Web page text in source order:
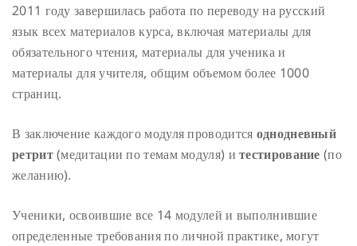
2011 году завершилась работа по переводу на русский
язык всех материалов курса, включая материалы для
обязательного чтения, материалы для ученика и
материалы для учителя, общим объемом более 1000
страниц.
В заключение каждого модуля проводится однодневный
ретрит(медитации по темам модуля) итестирование (по
желанию).
Ученики, освоившие все 14 модулей и выполнившие
определенные требования по личной практике, могут